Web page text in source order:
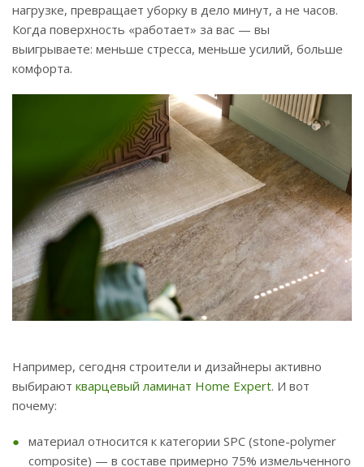
нагрузке, превращает уборку в дело минут, а не часов.
Когда поверхность «работает» за вас — вы
выигрываете: меньше стресса, меньше усилий, больше
комфорта.
Например, сегодня строители и дизайнеры активно
выбирают кварцевый ламинат Home Expert. И вот
почему:
материал относится к категории SPC (stone-polymer
composite) — в составе примерно 75% измельченного